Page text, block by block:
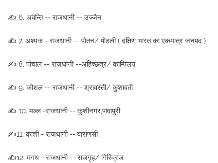
✍️ 6. अवन्ति -- राजधानी -- उज्जैन
✍️ 7. अश्मक - राजधानी -- पोतन/ पोठली ( दक्षिण भारत का एकमात्र जनपद )
✍️ 8. पांचाल -- राजधानी --अहिच्छत्र/ काम्पिलय
✍️ 9. कौशल -- राजधानी -- श्रावस्ती/ कुशावती
✍️ 10. मल्ल -राजधानी -- कुशीनगर,पावापुरी
✍️11. काशी - राजधानी -- वाराणसी
✍️12. मगध - राजधानी -- राजगृह/ गिरिव्रज